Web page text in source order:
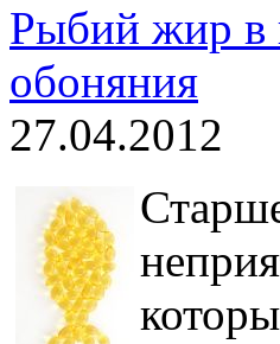
Рыбий жир в
обоняния
27.04.2012